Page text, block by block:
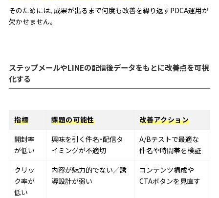
そのためには、成果が出るまで何度も改善を繰り返すPDCA運用が
欠かせません。
ステップメールやLINEの配信後データをもとに改善点を可視
化する
指標 課題の可能性
改善アクション
開封率
が低い
興味を引く件名・配信タ
イミングが不適切
A/Bテストで最適な
件名や時間帯を検証
クリッ
ク率が
低い
内容が魅力的でない／誘
導設計が弱い
コンテンツ構成や
CTAボタンを見直す